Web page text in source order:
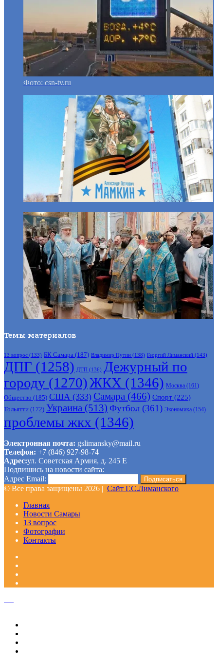
Фото: csn-tv.ru
Темы материалов
13 вопрос (133) БК Самара (187) Владимир Путин (138) Георгий Лиманский (143)
ДПГ (1258) ДТП (136) Дежурный по
городу (1270)ЖКХ (1346) Москва (161)
Общество (185) США (333) Самара (466) Спорт (225)
Тольятти (172) Украина (513) Футбол (361) Экономика (154)
проблемы жкх (1346)
Электронная почта: gslimansky@mail.ru
Телефон: +7 (846) 927-98-74
Адрес:ул. Советская Армия, д. 245 Е
Подпишись на новости сайта:
Адрес Email:
© Все права защищены 2026 | Сайт Г.С.Лиманского
Главная
Новости Самары
13 вопрос
Фотографии
Контакты
Закрыть